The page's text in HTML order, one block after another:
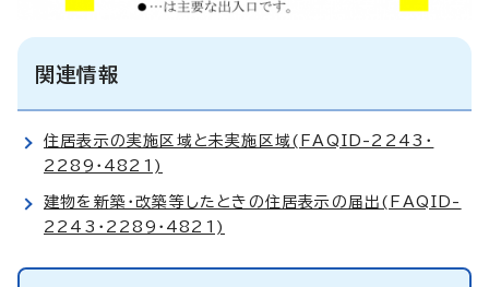
関連情報
住居表示の実施区域と未実施区域(FAQID-2243・
2289・4821)
建物を新築・改築等したときの住居表示の届出(FAQID-
2243・2289・4821)